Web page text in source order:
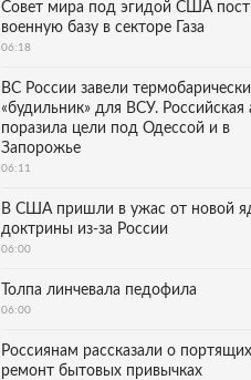
Совет мира под эгидой США
военную базу в секторе Газа
06:18
ВС России завели
«будильник» для ВСУ. Российская
поразила цели под Одессой и в
Запорожье
06:11
В США пришли в ужас от новой
доктрины из-за России
06:00
Толпа линчевала педофила
06:00
Россиянам рассказали о портящих
ремонт бытовых привычках